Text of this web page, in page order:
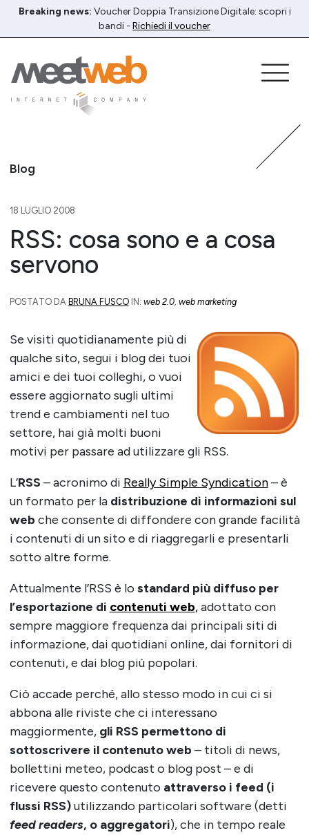
Breaking news: Voucher Doppia Transizione Digitale: scopri i
bandi - Richiedi il voucher
Blog
18 LUGLIO 2008
RSS: cosa sono e a cosa
servono
POSTATO DA BRUNA FUSCOIN: web 2.0, web marketing
Se visiti quotidianamente più di
qualche sito, segui i blog dei tuoi
amici e dei tuoi colleghi, o vuoi
essere aggiornato sugli ultimi
trend e cambiamenti nel tuo
settore, hai già molti buoni
motivi per passare ad utilizzare gli RSS.
L’RSS – acronimo di Really Simple Syndication– è
un formato per la distribuzione di informazioni sul
web che consente di diffondere con grande facilità
i contenuti di un sito e di riaggregarli e presentarli
sotto altre forme.
Attualmente l’RSS è lo standard più diffuso per
l’esportazione di contenuti web,adottato con
sempre maggiore frequenza dai principali siti di
informazione, dai quotidiani online, dai fornitori di
contenuti, e dai blog più popolari.
Ciò accade perché, allo stesso modo in cui ci si
abbona alle riviste che ci interessano
maggiormente, gli RSS permettono di
sottoscrivere il contenuto web – titoli di news,
bollettini meteo, podcast o blog post – e di
ricevere questo contenuto attraverso i feed (i
flussi RSS)utilizzando particolari software (detti
feed readers, o aggregatori), che in tempo reale